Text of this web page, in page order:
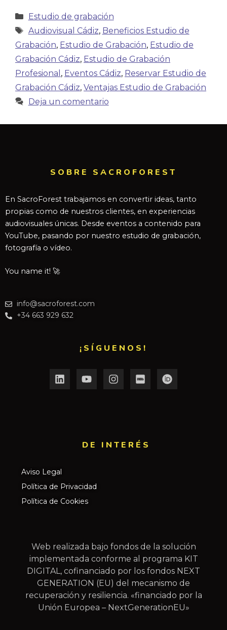
Estudio de grabación
Audiovisual Cádiz, Beneficios Estudio de
Grabación, Estudio de Grabación, Estudio de
Grabación Cádiz, Estudio de Grabación
Profesional , Eventos Cádiz, Reservar Estudio de
Grabación Cádiz, Ventajas Estudio de Grabación
Deja un comentario
SOBRE SACROFOREST
En SacroForest trabajamos en convertir ideas, tanto
propias como de nuestros clientes, en experiencias
audiovisuales únicas. Desde eventos a contenido para
YouTube, pasando por nuestro estudio de grabación,
fotografía o vídeo.
You name it! 🚀
info@sacroforest.com
+34 663 929 632
¡SÍGUENOS!
DE INTERÉS​
Aviso Legal
Política de Privacidad
Política de Cookies
Web realizada bajo fondos de la solución
implementada conforme al programa KIT
DIGITAL, cofinanciado por los fondos NEXT
GENERATION (EU) del mecanismo de
recuperación y resiliencia. «financiado por la
Unión Europea – NextGenerationEU»